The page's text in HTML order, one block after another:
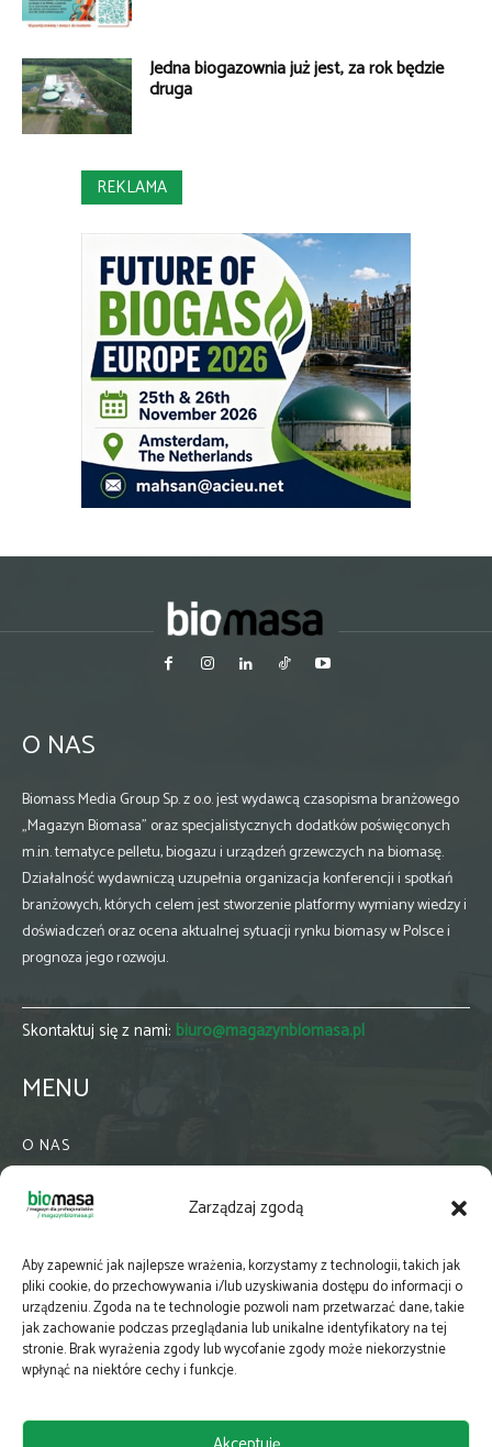
Zarządzaj zgodą
Aby zapewnić jak najlepsze wrażenia, korzystamy z technologii, takich jak
pliki cookie, do przechowywania i/lub uzyskiwania dostępu do informacji o
urządzeniu. Zgoda na te technologie pozwoli nam przetwarzać dane, takie
jak zachowanie podczas przeglądania lub unikalne identyfikatory na tej
stronie. Brak wyrażenia zgody lub wycofanie zgody może niekorzystnie
wpłynąć na niektóre cechy i funkcje.
Jedna biogazownia już jest, za rok będzie
druga
REKLAMA
O NAS
Biomass Media Group Sp. z o.o. jest wydawcą czasopisma branżowego
„Magazyn Biomasa” oraz specjalistycznych dodatków poświęconych
m.in. tematyce pelletu, biogazu i urządzeń grzewczych na biomasę.
Działalność wydawniczą uzupełnia organizacja konferencji i spotkań
branżowych, których celem jest stworzenie platformy wymiany wiedzy i
doświadczeń oraz ocena aktualnej sytuacji rynku biomasy w Polsce i
prognoza jego rozwoju.
Skontaktuj się z nami: biuro@magazynbiomasa.pl
MENU
O NAS
WSPÓŁPRACA
PRENUMERATA
NEWSLETTER
MAPY
E-WYDANIE